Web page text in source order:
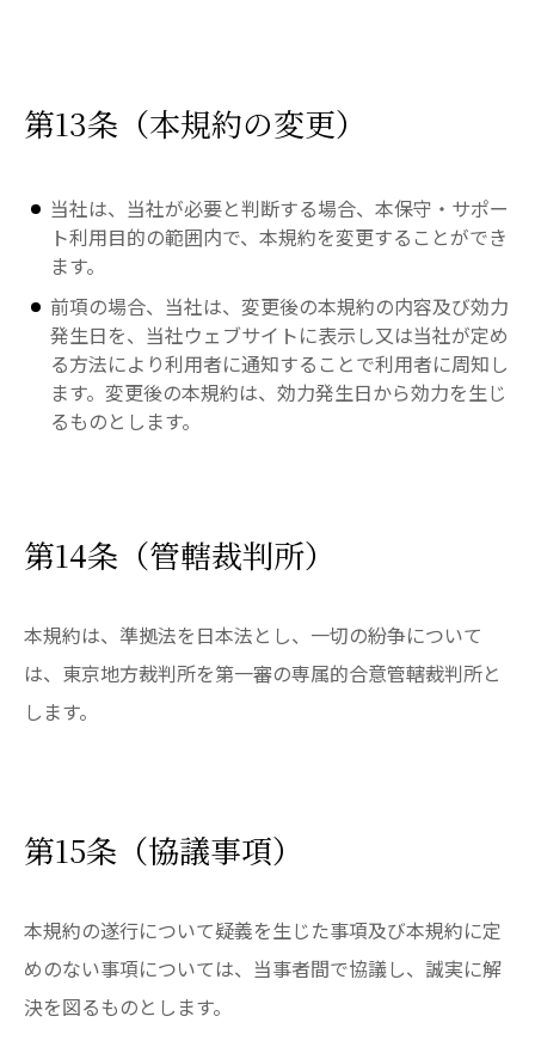
第13条（本規約の変更）
当社は、当社が必要と判断する場合、本保守・サポー
ト利用目的の範囲内で、本規約を変更することができ
ます。
前項の場合、当社は、変更後の本規約の内容及び効力
発生日を、当社ウェブサイトに表示し又は当社が定め
る方法により利用者に通知することで利用者に周知し
ます。変更後の本規約は、効力発生日から効力を生じ
るものとします。
第14条（管轄裁判所）
本規約は、準拠法を日本法とし、一切の紛争について
は、東京地方裁判所を第一審の専属的合意管轄裁判所と
します。
第15条（協議事項）
本規約の遂行について疑義を生じた事項及び本規約に定
めのない事項については、当事者間で協議し、誠実に解
決を図るものとします。